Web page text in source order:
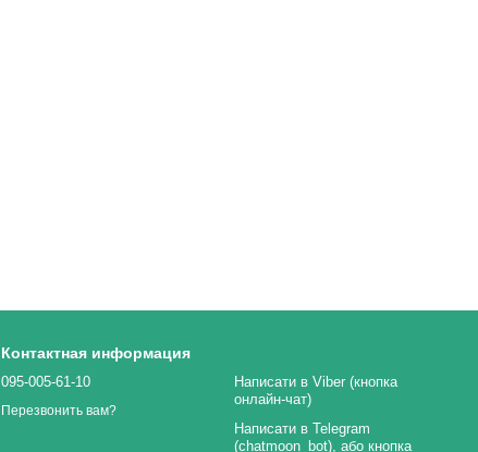
Контактная информация
095-005-61-10
Перезвонить вам?
Написати в Viber (кнопка
онлайн-чат)
Написати в Telegram
(chatmoon_bot), або кнопка